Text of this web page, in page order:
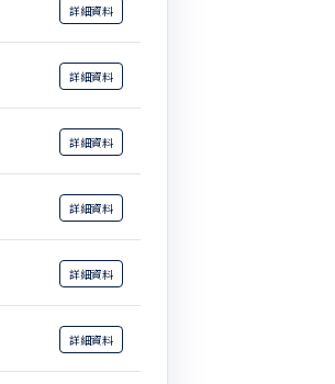
詳細資料
詳細資料
詳細資料
詳細資料
詳細資料
詳細資料